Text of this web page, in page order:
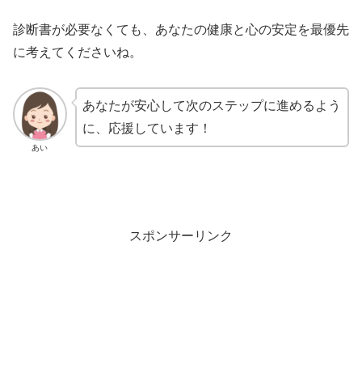
診断書が必要なくても、あなたの健康と心の安定を最優先
に考えてくださいね。
あい
あなたが安心して次のステップに進めるよう
に、応援しています！
スポンサーリンク